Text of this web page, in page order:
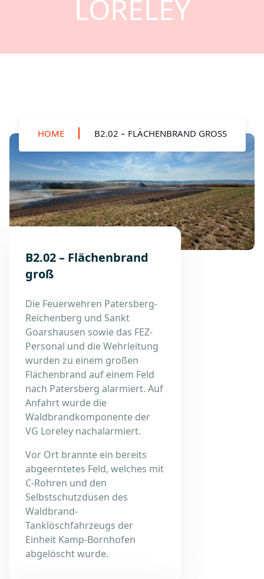
LORELEY
HOME B2.02 – FLÄCHENBRAND GROSS
B2.02 – Flächenbrand
groß
Die Feuerwehren Patersberg-
Reichenberg und Sankt
Goarshausen sowie das FEZ-
Personal und die Wehrleitung
wurden zu einem großen
Flächenbrand auf einem Feld
nach Patersberg alarmiert. Auf
Anfahrt wurde die
Waldbrandkomponente der
VG Loreley nachalarmiert.
Vor Ort brannte ein bereits
abgeerntetes Feld, welches mit
C-Rohren und den
Selbstschutzdüsen des
Waldbrand-
Tanklöschfahrzeugs der
Einheit Kamp-Bornhofen
abgelöscht wurde.